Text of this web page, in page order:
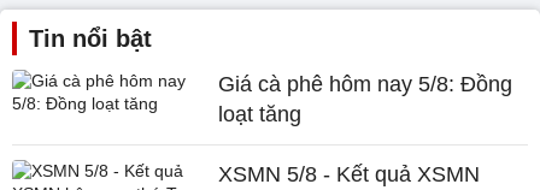
Tin nổi bật
Giá cà phê hôm nay 5/8: Đồng
loạt tăng
XSMN 5/8 - Kết quả XSMN